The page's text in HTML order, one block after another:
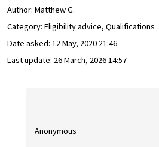
Author: Matthew G.
Category: Eligibility advice, Qualifications
Date asked: 12 May, 2020 21:46
Last update: 26 March, 2026 14:57
Anonymous